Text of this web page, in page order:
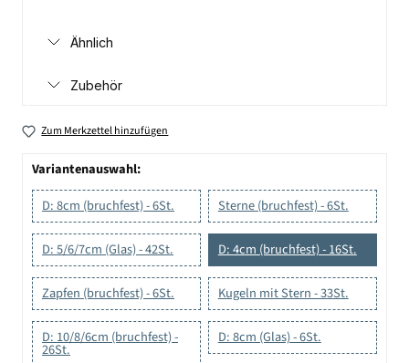
Ähnlich
Zubehör
Zum Merkzettel hinzufügen
Variantenauswahl:
D: 8cm (bruchfest) - 6St.
Sterne (bruchfest) - 6St.
D: 5/6/7cm (Glas) - 42St. D: 4cm (bruchfest) - 16St.
Zapfen (bruchfest) - 6St. Kugeln mit Stern - 33St.
D: 10/8/6cm (bruchfest) -
26St.
D: 8cm (Glas) - 6St.